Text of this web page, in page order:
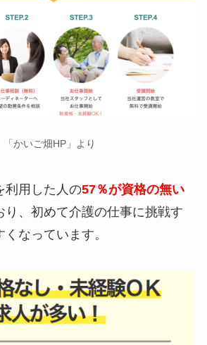
「かいご畑HP」より
利用した人の57％が資格の無い
り、初めて介護の仕事に挑戦す
なっています。